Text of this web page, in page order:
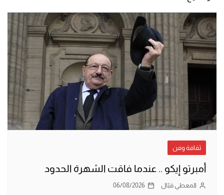
ثقافة وفن
أمبرتو إيكو .. عندما فاقت الشهرة الحدود
المعطي قبّال 06/08/2026